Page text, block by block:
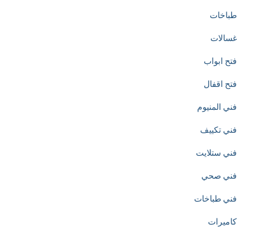
e
a
o
n
o
h
طباخات
غسالات
فتح ابواب
فتح اقفال
فني المنيوم
فني تكييف
فني ستلايت
فني صحي
فني طباخات
كاميرات